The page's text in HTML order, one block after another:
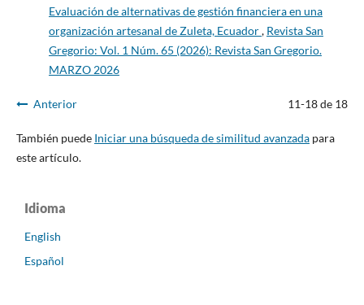
Evaluación de alternativas de gestión financiera en una
organización artesanal de Zuleta, Ecuador, Revista San
Gregorio: Vol. 1 Núm. 65 (2026): Revista San Gregorio.
MARZO 2026
Anterior 11-18 de 18
También puede Iniciar una búsqueda de similitud avanzadapara
este artículo.
Idioma
English
Español